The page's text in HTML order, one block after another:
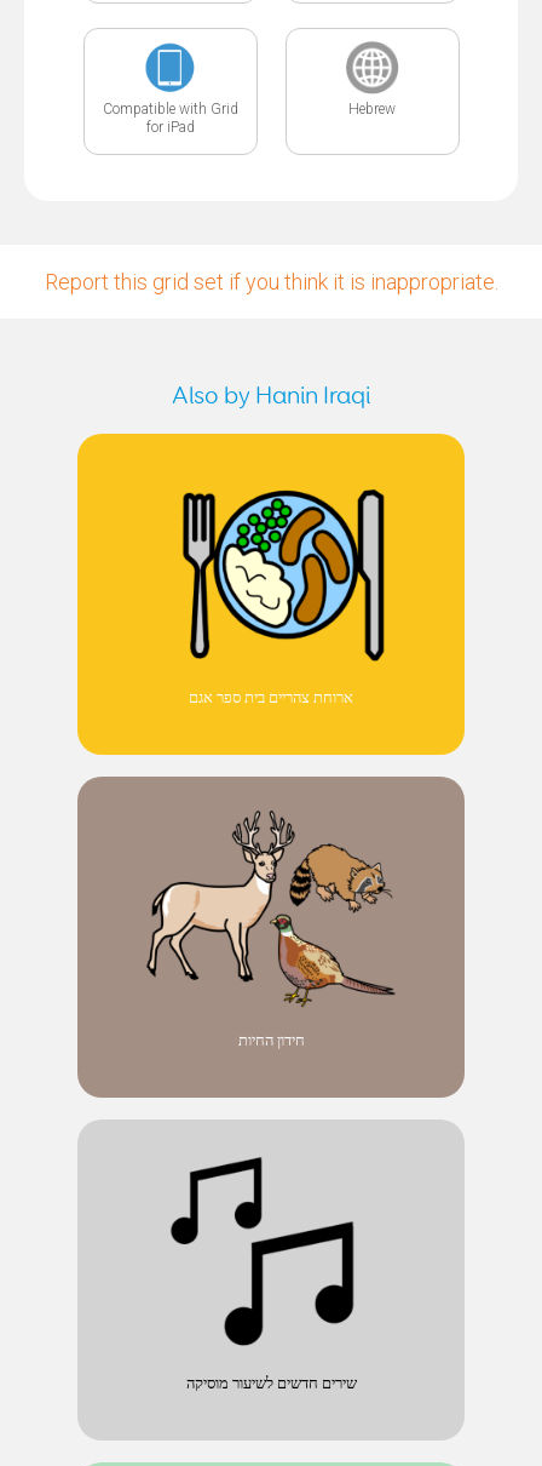
Compatible with Grid
for iPad
Hebrew
Report this grid set if you think it is inappropriate.
Also by Hanin Iraqi
ארוחת צהריים בית ספר אגם
חידון החיות
שירים חדשים לשיעור מוסיקה